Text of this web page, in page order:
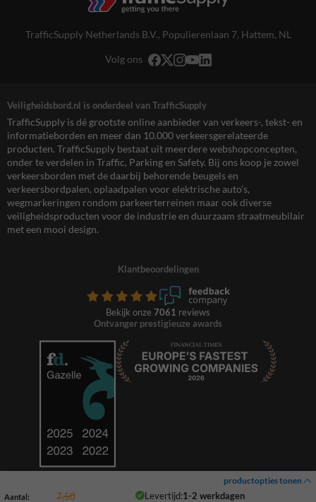
productopties tonen
Aantal: 7,50 Levertijd:1-2 werkdagen
TrafficSupply Netherlands B.V., Populierenlaan 7, Hattem, NL
Volg ons
Veiligheidsbord.nl is onderdeel van TrafficSupply
TrafficSupply is dé grootste online aanbieder van verkeers-, tekst- en
informatieborden en meer dan 10.000 verkeersgerelateerde
producten. TrafficSupply bestaat uit meerdere webshopconcepten,
onder te verdelen in Traffic, Parking en Safety. Bij ons koop je zowel
verkeersborden met de daarbij behorende beugels en
verkeersbordpalen, oplaadpalen voor elektrische auto’s,
wegmarkeringen rondom parkeerterreinen maar ook diverse
veiligheidsproducten voor de industrie en duurzaam straatmeubilair
met een mooi design.
Klantbeoordelingen
Bekijk onze 7061 reviews
Ontvanger prestigieuze awards